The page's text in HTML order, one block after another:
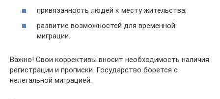
привязанность людей к месту жительства;
развитие возможностей для временной
миграции.
Важно! Свои коррективы вносит необходимость наличия
регистрации и прописки. Государство борется с
нелегальной миграцией.